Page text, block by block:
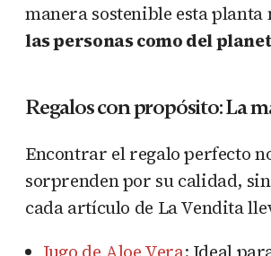
manera sostenible esta
las personas como del
Regalos con propósito: La
Encontrar el regalo perfecto
sorprenden por su calidad,
cada artículo de La Vendita
Jugo de Aloe Vera: Ideal